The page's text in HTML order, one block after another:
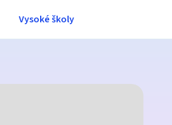
Vysoké školy